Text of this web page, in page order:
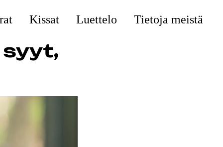
Kissat Luettelo Tietoja meistä
syyt,